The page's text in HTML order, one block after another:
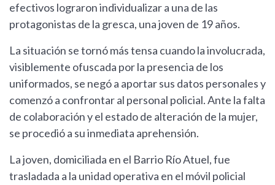
efectivos lograron individualizar a una de las
protagonistas de la gresca, una joven de 19 años.
La situación se tornó más tensa cuando la involucrada,
visiblemente ofuscada por la presencia de los
uniformados, se negó a aportar sus datos personales y
comenzó a confrontar al personal policial. Ante la falta
de colaboración y el estado de alteración de la mujer,
se procedió a su inmediata aprehensión.
La joven, domiciliada en el Barrio Río Atuel, fue
trasladada a la unidad operativa en el móvil policial